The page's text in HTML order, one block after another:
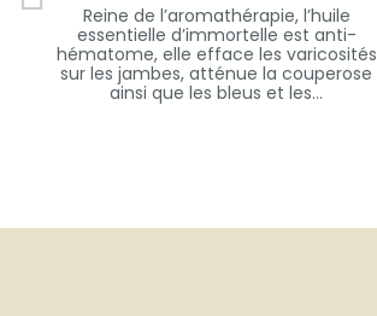
Reine de l’aromathérapie, l’huile
essentielle d’immortelle est anti-
hématome, elle efface les varicosités
sur les jambes, atténue la couperose
ainsi que les bleus et les...